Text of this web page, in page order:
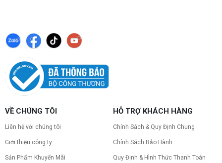
VỀ CHÚNG TÔI
Liên hệ với chúng tôi
Giới thiệu công ty
Sản Phẩm Khuyến Mãi
HỖ TRỢ KHÁCH HÀNG
Chính Sách & Quy Định Chung
Chính Sách Bảo Hành
Quy Định & Hình Thức Thanh Toán